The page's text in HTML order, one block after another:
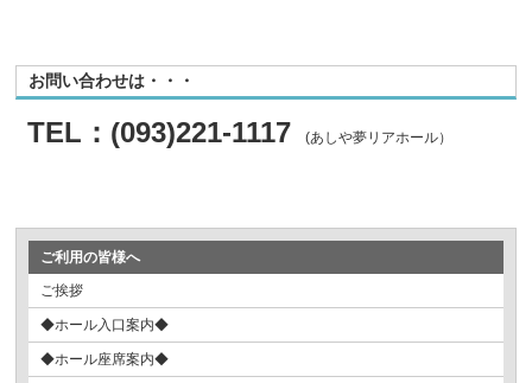
お問い合わせは・・・
TEL：(093)221-1117 (あしや夢リアホール）
ご利用の皆様へ
ご挨拶
◆ホール入口案内◆
◆ホール座席案内◆